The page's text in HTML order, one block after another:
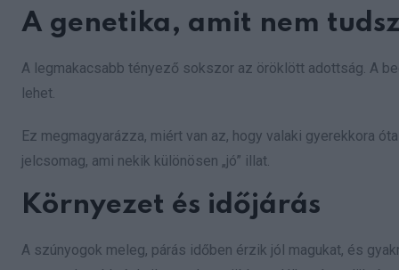
A genetika, amit nem
A legmakacsabb tényező sokszor az öröklött adottság. A
lehet.
Ez megmagyarázza, miért van az, hogy valaki gyerekkora
jelcsomag, ami nekik különösen „jó” illat.
Környezet és időjárás
A szúnyogok meleg, párás időben érzik jól magukat, és